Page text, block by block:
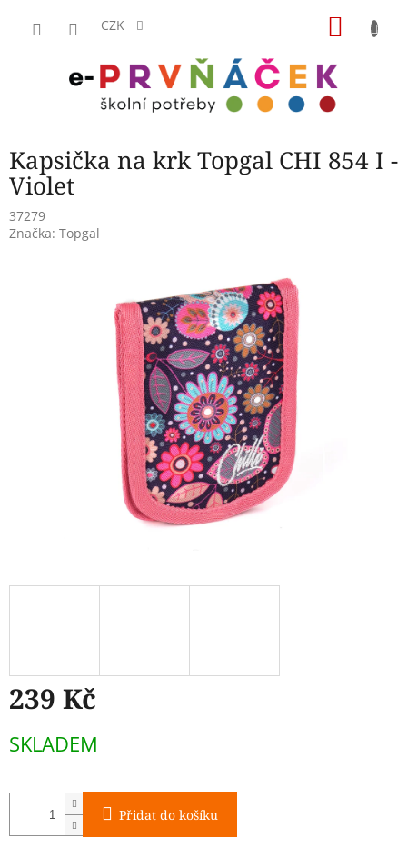
CZK
Kapsička na krk Topgal CHI 854 I -
Violet
37279
Značka: Topgal
239 Kč
cena:
SKLADEM
Přidat do košíku